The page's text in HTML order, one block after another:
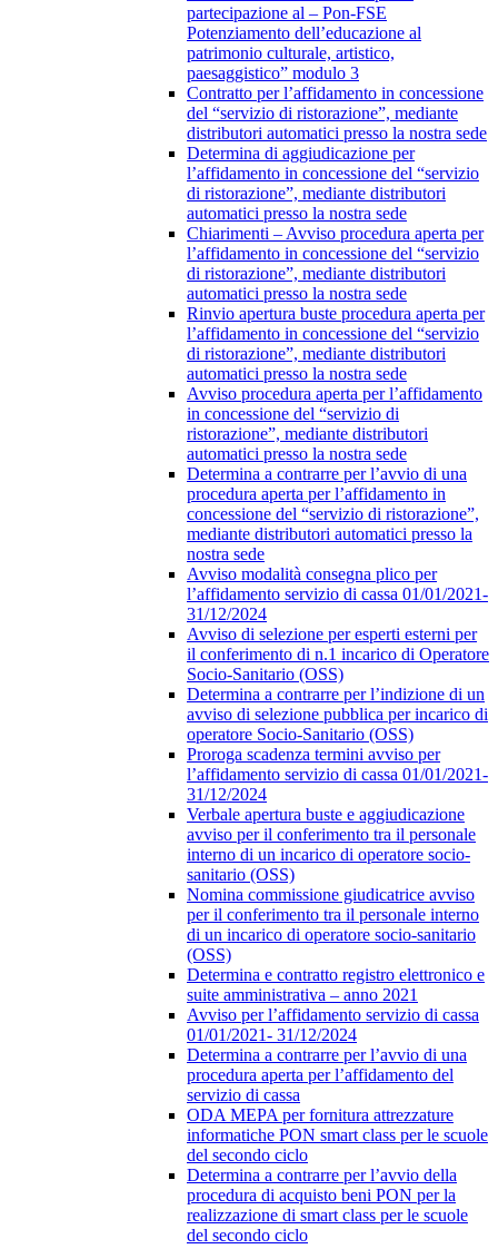
partecipazione al – Pon-FSE
Potenziamento dell’educazione al
patrimonio culturale, artistico,
paesaggistico” modulo 3
Contratto per l’affidamento in concessione
del “servizio di ristorazione”, mediante
distributori automatici presso la nostra sede
Determina di aggiudicazione per
l’affidamento in concessione del “servizio
di ristorazione”, mediante distributori
automatici presso la nostra sede
Chiarimenti – Avviso procedura aperta per
l’affidamento in concessione del “servizio
di ristorazione”, mediante distributori
automatici presso la nostra sede
Rinvio apertura buste procedura aperta per
l’affidamento in concessione del “servizio
di ristorazione”, mediante distributori
automatici presso la nostra sede
Avviso procedura aperta per l’affidamento
in concessione del “servizio di
ristorazione”, mediante distributori
automatici presso la nostra sede
Determina a contrarre per l’avvio di una
procedura aperta per l’affidamento in
concessione del “servizio di ristorazione”,
mediante distributori automatici presso la
nostra sede
Avviso modalità consegna plico per
l’affidamento servizio di cassa 01/01/2021-
31/12/2024
Avviso di selezione per esperti esterni per
il conferimento di n.1 incarico di Operatore
Socio-Sanitario (OSS)
Determina a contrarre per l’indizione di un
avviso di selezione pubblica per incarico di
operatore Socio-Sanitario (OSS)
Proroga scadenza termini avviso per
l’affidamento servizio di cassa 01/01/2021-
31/12/2024
Verbale apertura buste e aggiudicazione
avviso per il conferimento tra il personale
interno di un incarico di operatore socio-
sanitario (OSS)
Nomina commissione giudicatrice avviso
per il conferimento tra il personale interno
di un incarico di operatore socio-sanitario
(OSS)
Determina e contratto registro elettronico e
suite amministrativa – anno 2021
Avviso per l’affidamento servizio di cassa
01/01/2021- 31/12/2024
Determina a contrarre per l’avvio di una
procedura aperta per l’affidamento del
servizio di cassa
ODA MEPA per fornitura attrezzature
informatiche PON smart class per le scuole
del secondo ciclo
Determina a contrarre per l’avvio della
procedura di acquisto beni PON per la
realizzazione di smart class per le scuole
del secondo ciclo